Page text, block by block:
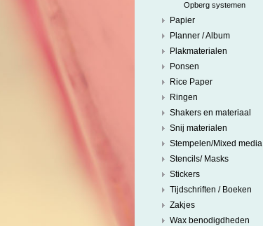
Opberg systemen
Papier
Planner / Album
Plakmaterialen
Ponsen
Rice Paper
Ringen
Shakers en materiaal
Snij materialen
Stempelen/Mixed media
Stencils/ Masks
Stickers
Tijdschriften / Boeken
Zakjes
Wax benodigdheden